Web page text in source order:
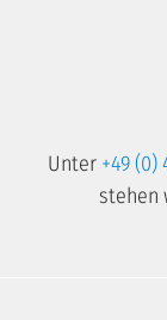
Unter +49 (0)
stehen